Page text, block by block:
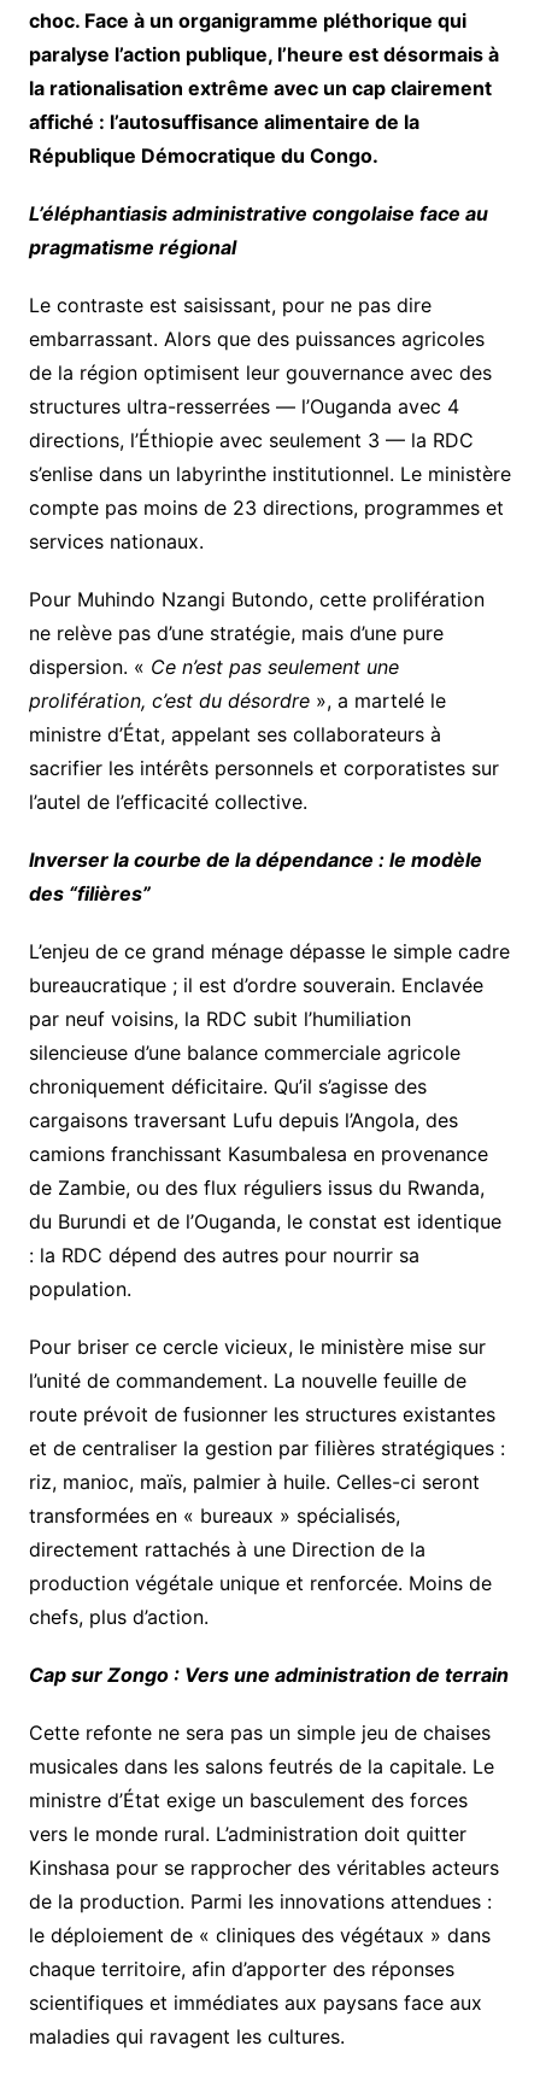
choc. Face à un organigramme pléthorique qui
paralyse l’action publique, l’heure est désormais à
la rationalisation extrême avec un cap clairement
affiché : l’autosuffisance alimentaire de la
République Démocratique du Congo.
L’éléphantiasis administrative congolaise face au
pragmatisme régional
Le contraste est saisissant, pour ne pas dire
embarrassant. Alors que des puissances agricoles
de la région optimisent leur gouvernance avec des
structures ultra-resserrées — l’Ouganda avec 4
directions, l’Éthiopie avec seulement 3 — la RDC
s’enlise dans un labyrinthe institutionnel. Le ministère
compte pas moins de 23 directions, programmes et
services nationaux.
Pour Muhindo Nzangi Butondo, cette prolifération
ne relève pas d’une stratégie, mais d’une pure
dispersion. « Ce n’est pas seulement une
prolifération, c’est du désordre », a martelé le
ministre d’État, appelant ses collaborateurs à
sacrifier les intérêts personnels et corporatistes sur
l’autel de l’efficacité collective.
Inverser la courbe de la dépendance : le modèle
des “filières”
L’enjeu de ce grand ménage dépasse le simple cadre
bureaucratique ; il est d’ordre souverain. Enclavée
par neuf voisins, la RDC subit l’humiliation
silencieuse d’une balance commerciale agricole
chroniquement déficitaire. Qu’il s’agisse des
cargaisons traversant Lufu depuis l’Angola, des
camions franchissant Kasumbalesa en provenance
de Zambie, ou des flux réguliers issus du Rwanda,
du Burundi et de l’Ouganda, le constat est identique
: la RDC dépend des autres pour nourrir sa
population.
Pour briser ce cercle vicieux, le ministère mise sur
l’unité de commandement. La nouvelle feuille de
route prévoit de fusionner les structures existantes
et de centraliser la gestion par filières stratégiques :
riz, manioc, maïs, palmier à huile. Celles-ci seront
transformées en « bureaux » spécialisés,
directement rattachés à une Direction de la
production végétale unique et renforcée. Moins de
chefs, plus d’action.
Cap sur Zongo : Vers une administration de terrain
Cette refonte ne sera pas un simple jeu de chaises
musicales dans les salons feutrés de la capitale. Le
ministre d’État exige un basculement des forces
vers le monde rural. L’administration doit quitter
Kinshasa pour se rapprocher des véritables acteurs
de la production. Parmi les innovations attendues :
le déploiement de « cliniques des végétaux » dans
chaque territoire, afin d’apporter des réponses
scientifiques et immédiates aux paysans face aux
maladies qui ravagent les cultures.